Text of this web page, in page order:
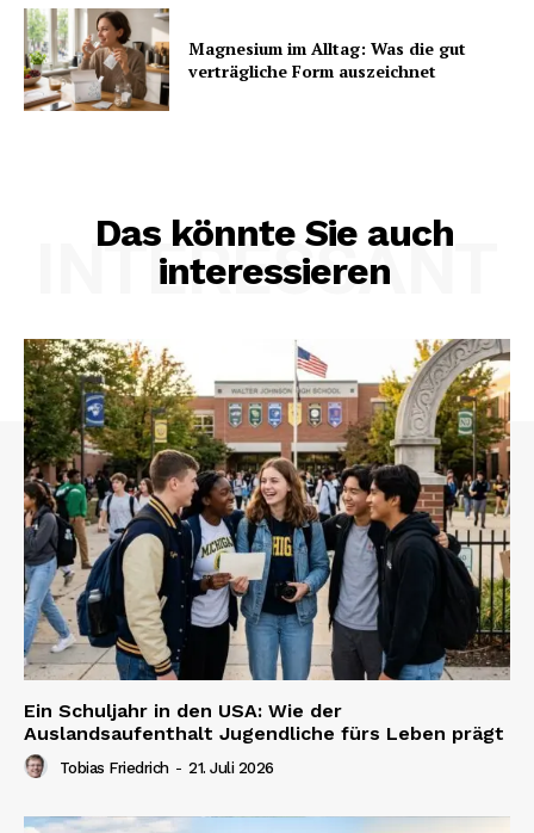
Magnesium im Alltag: Was die gut
verträgliche Form auszeichnet
Das könnte Sie auch
interessieren
INTERESSANT
Ein Schuljahr in den USA: Wie der
Auslandsaufenthalt Jugendliche fürs Leben prägt
Tobias Friedrich - 21. Juli 2026